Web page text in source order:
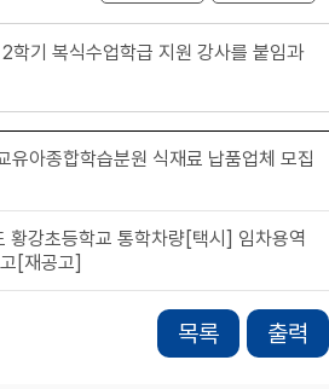
기 복식수업학급 지원 강사를 붙임과
아종합학습분원 식재료 납품업체 모집
황강초등학교 통학차량[택시] 임차용역
[재공고]
목록 출력